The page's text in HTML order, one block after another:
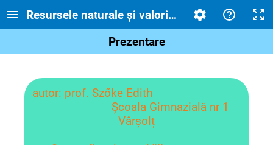
Resursele naturale și valorificarea lor
Prezentare
autor: prof. Szőke Edith
Școala Gimnazială nr 1
Vârșolț